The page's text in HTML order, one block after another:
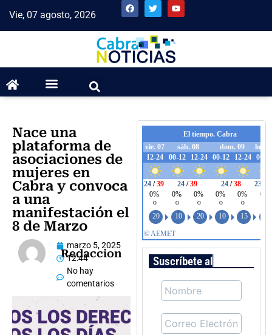
Vie, 07 agosto, 2026
Nace una
plataforma de
asociaciones de
mujeres en
Cabra y convoca
a una
manifestación el
8 de Marzo
Redaccion
marzo 5, 2025
12:44
No hay
comentarios
Suscríbete al boletín